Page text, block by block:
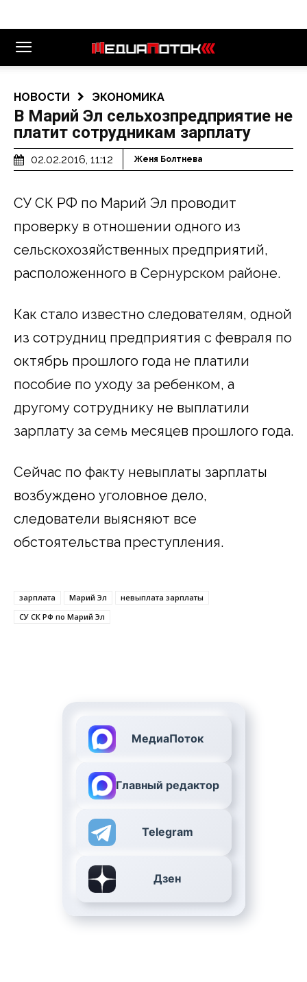
НОВОСТИ ЭКОНОМИКА
В Марий Эл сельхозпредприятие не
платит сотрудникам зарплату
02.02.2016, 11:12 Женя Болтнева
СУ СК РФ по Марий Эл проводит
проверку в отношении одного из
сельскохозяйственных предприятий,
расположенного в Сернурском районе.
Как стало известно следователям, одной
из сотрудниц предприятия с февраля по
октябрь прошлого года не платили
пособие по уходу за ребенком, а
другому сотруднику не выплатили
зарплату за семь месяцев прошлого года.
Сейчас по факту невыплаты зарплаты
возбуждено уголовное дело,
следователи выясняют все
обстоятельства преступления.
зарплата Марий Эл
невыплата зарплаты
СУ СК РФ по Марий Эл
МедиаПоток
Главный редактор
Telegram
Дзен